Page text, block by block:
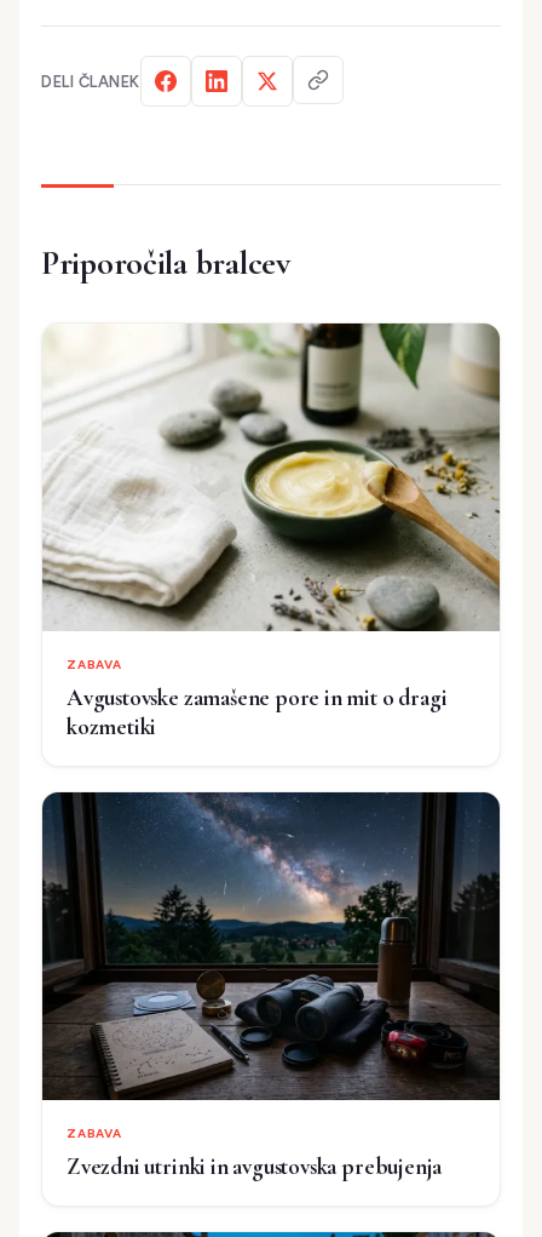
DELI ČLANEK
Priporočila bralcev
ZABAVA
Avgustovske zamašene pore in mit o dragi
kozmetiki
ZABAVA
Zvezdni utrinki in avgustovska prebujenja